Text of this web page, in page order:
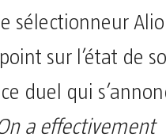
sélectionneur
sur l’état de
duel qui
a effectivement